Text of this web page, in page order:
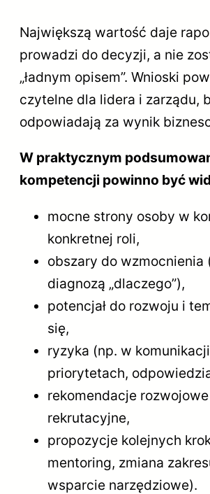
Największą wartość daje
prowadzi do decyzji, a nie
„ładnym opisem”. Wnioski
czytelne dla lidera i zarządu,
odpowiadają za wynik
W praktycznym
kompetencji powinno być
mocne strony osoby w
konkretnej roli,
obszary do wzmocnienia
diagnozą „dlaczego”),
potencjał do rozwoju i
się,
ryzyka (np. w
priorytetach,
rekomendacje
rekrutacyjne,
propozycje kolejnych
mentoring, zmiana
wsparcie narzędziowe).